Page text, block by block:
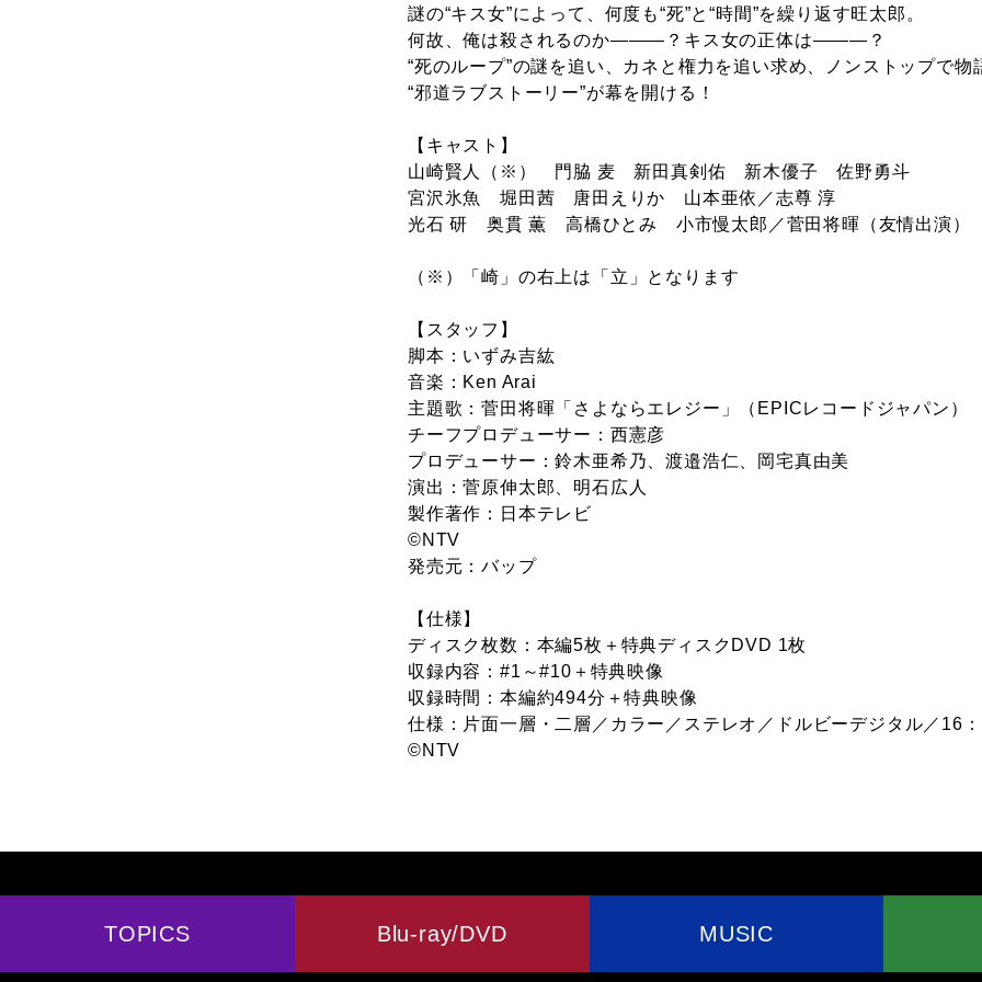
謎の“キス女”によって、何度も“死”と“時間”を繰り返す旺太郎。
何故、俺は殺されるのか―――？キス女の正体は―――？
“死のループ”の謎を追い、カネと権力を追い求め、ノンストップで物
“邪道ラブストーリー”が幕を開ける！
【キャスト】
山崎賢人（※） 門脇 麦 新田真剣佑 新木優子 佐野勇斗
宮沢氷魚 堀田茜 唐田えりか 山本亜依／志尊 淳
光石 研 奥貫 薫 高橋ひとみ 小市慢太郎／菅田将暉（友情出演）
（※）「崎」の右上は「立」となります
【スタッフ】
脚本：いずみ吉紘
音楽：Ken Arai
主題歌：菅田将暉「さよならエレジー」（EPICレコードジャパン）
チーフプロデューサー：西憲彦
プロデューサー：鈴木亜希乃、渡邉浩仁、岡宅真由美
演出：菅原伸太郎、明石広人
製作著作：日本テレビ
©NTV
発売元：バップ
【仕様】
ディスク枚数：本編5枚＋特典ディスクDVD 1枚
収録内容：#1～#10＋特典映像
収録時間：本編約494分＋特典映像
仕様：片面一層・二層／カラー／ステレオ／ドルビーデジタル／16
©NTV
TOPICS Blu-ray/DVD MUSIC